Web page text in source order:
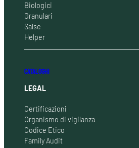
Biologici
Granulari
Salse
Helper
CATALOGHI
LEGAL
Certificazioni
Organismo di vigilanza
Codice Etico
Family Audit